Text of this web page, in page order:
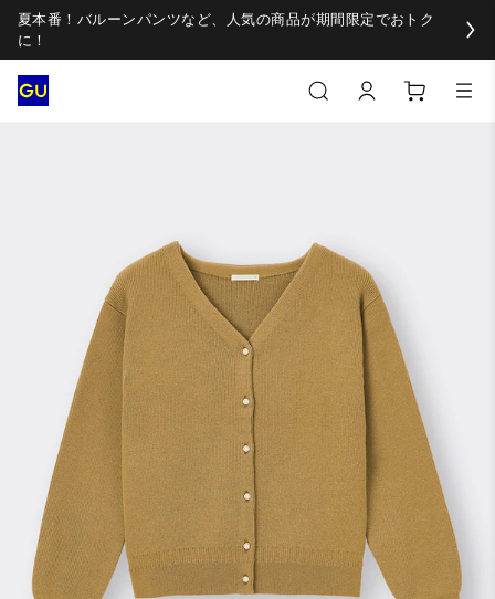
夏本番！バルーンパンツなど、人気の商品が期間限定でおトク
に！